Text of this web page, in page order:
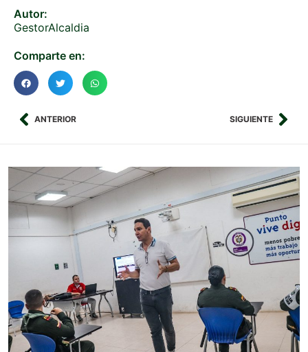
Autor:
GestorAlcaldia
Comparte en:
ANTERIOR SIGUIENTE